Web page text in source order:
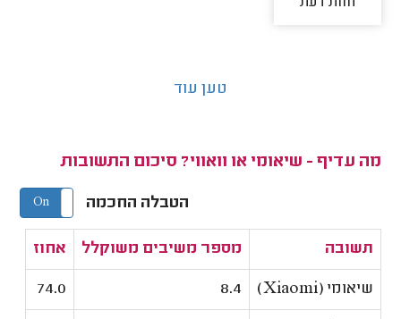
טען עוד
מה עדיף - שיאומי או וואווי? סיכום התשובות
הטבלה החכמה On Off
תשובה מספר משיבים משוקלל אחוז
שיאומי (Xiaomi) 8.4
74.0